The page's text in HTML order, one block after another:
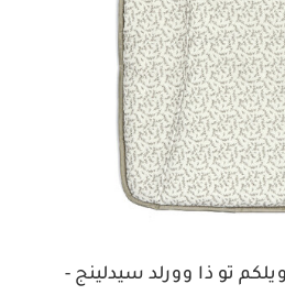
تو ذا وورلد سيدلينج -